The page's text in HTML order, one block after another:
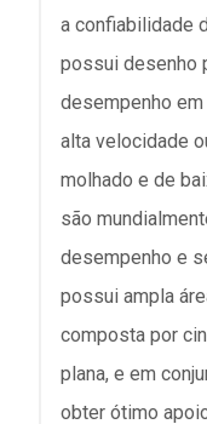
a confiabilidade
possui desenho
desempenho
alta velocidade
molhado e de
são
desempenho e
possui ampla
composta por
plana, e em
obter ótimo